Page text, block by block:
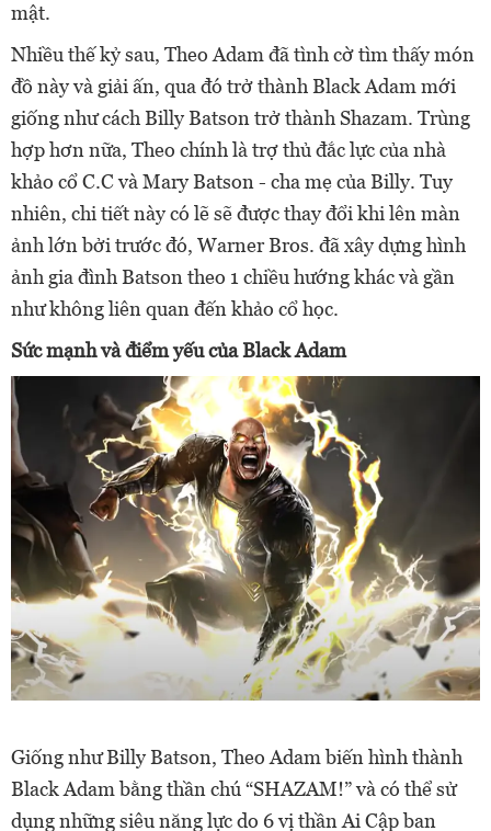
mật.
Nhiều thế kỷ sau, Theo Adam đã tình cờ tìm thấy món
đồ này và giải ấn, qua đó trở thành Black Adam mới
giống như cách Billy Batson trở thành Shazam. Trùng
hợp hơn nữa, Theo chính là trợ thủ đắc lực của nhà
khảo cổ C.C và Mary Batson - cha mẹ của Billy. Tuy
nhiên, chi tiết này có lẽ sẽ được thay đổi khi lên màn
ảnh lớn bởi trước đó, Warner Bros. đã xây dựng hình
ảnh gia đình Batson theo 1 chiều hướng khác và gần
như không liên quan đến khảo cổ học.
Sức mạnh và điểm yếu của Black Adam
Giống như Billy Batson, Theo Adam biến hình thành
Black Adam bằng thần chú “SHAZAM!” và có thể sử
dụng những siêu năng lực do 6 vị thần Ai Cập ban